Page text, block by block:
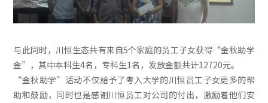
与此同时，川恒生态共有来自5个家庭的员工子女获得“金秋助学
金”，其中本科生4名，专科生1名，发放金额共计12720元。
“金秋助学”活动不仅给予了考入大学的川恒员工子女更多的帮
助和鼓励，同时也是感谢川恒员工对公司的付出，激励着他们安